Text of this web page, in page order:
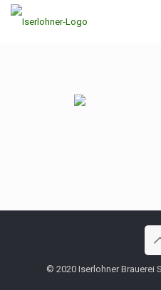
© 2020 Iserlohner Brauerei